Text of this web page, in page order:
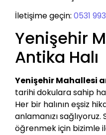
İletişime geçin: 0531
Yenişehir
Antika Halı
Yenişehir Mahallesi
tarihi dokulara sahip
Her bir halının eşsiz
anlamanızı
öğrenmek için bizimle